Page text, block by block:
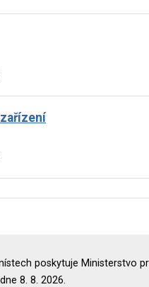
poskytuje Ministerstvo
8. 8. 2026.